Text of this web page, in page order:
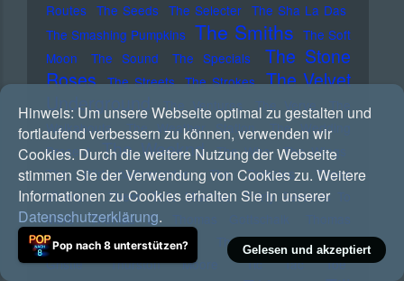
Routes The Seeds The Selecter The Sha La Das
The Smashing Pumpkins The Smiths The Soft
Moon
The Sound The Specials
The Stone
Roses The Streets The Strokes The Velvet
Underground
The Ventures The Verve
Walkabouts
The Weather Station
The Wedding
Present
The Weeknd The Who
The Wings
The Wirtschaftswunder
The Zombies
Thees
Uhlmann
Them Thilo Mischke
Thirty Seconds To
Mars
Thomas D
Pynchon
Thomas Stein Thompson
Throbbing
Gristle
Thurston Moore
Tic Tac Toe
Hinweis: Um unsere Webseite optimal zu gestalten und
fortlaufend verbessern zu können, verwenden wir
Cookies. Durch die weitere Nutzung der Webseite
stimmen Sie der Verwendung von Cookies zu. Weitere
Informationen zu Cookies erhalten Sie in unserer
Datenschutzerklärung.
Gelesen und akzeptiert
Pop nach 8 unterstützen?